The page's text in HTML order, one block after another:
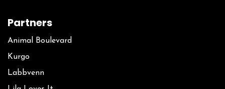
Partners
Animal Boulevard
Kurgo
La​bbvenn